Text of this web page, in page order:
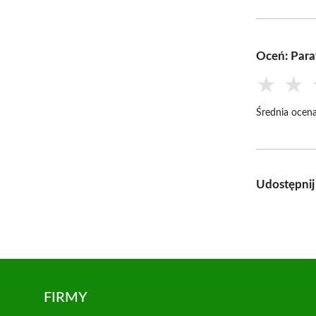
Oceń:
★ ★
Średnia
Udostępnij
FIRMY